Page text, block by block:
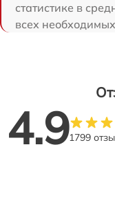
статистике в
всех
4.91799